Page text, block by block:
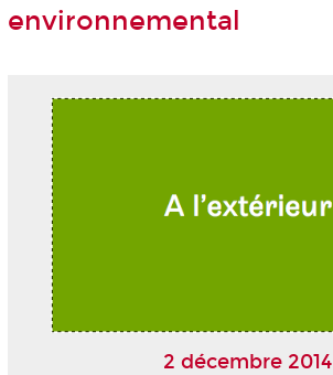
environnemental
2 décembre 2014